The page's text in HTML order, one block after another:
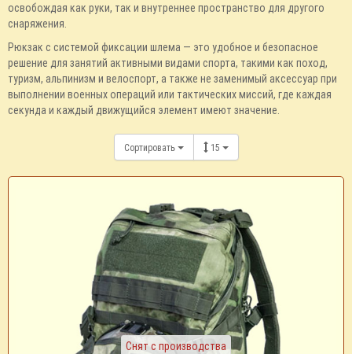
освобождая как руки, так и внутреннее пространство для другого
снаряжения.
Рюкзак с системой фиксации шлема — это удобное и безопасное
решение для занятий активными видами спорта, такими как поход,
туризм, альпинизм и велоспорт, а также не заменимый аксессуар при
выполнении военных операций или тактических миссий, где каждая
секунда и каждый движущийся элемент имеют значение.
Сортировать 15
Снят с производства